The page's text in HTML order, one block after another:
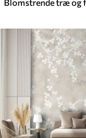
Blomstrende træ og